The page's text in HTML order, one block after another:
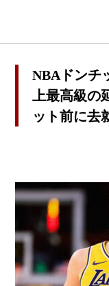
NBAドンチ
上最高級の
ット前に去